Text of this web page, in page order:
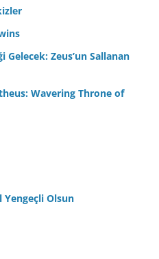
Zeus’un Sallanan
Wavering Throne of
Yengeçli Olsun